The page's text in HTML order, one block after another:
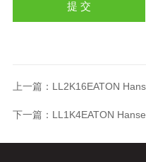
上一篇： LL2K16EATON
下一篇： LL1K4EATON